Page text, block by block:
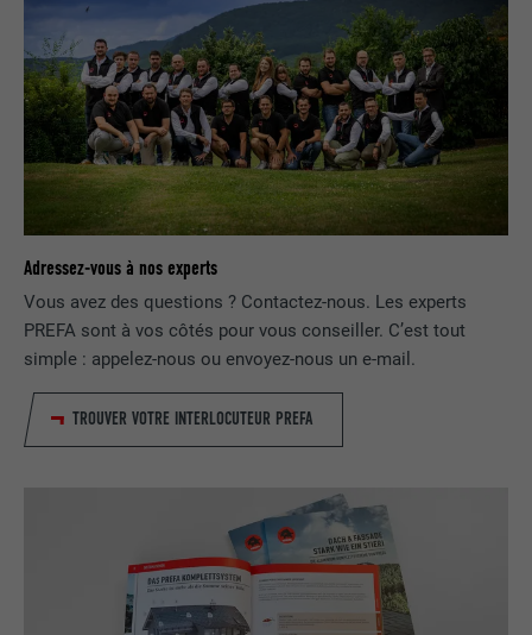
Adressez-vous à nos experts
Vous avez des questions ? Contactez-nous. Les experts
PREFA sont à vos côtés pour vous conseiller. C’est tout
simple : appelez-nous ou envoyez-nous un e-mail.
TROUVER VOTRE INTERLOCUTEUR PREFA
bcookie
FOURNISSEUR LinkedIn
EXPIRATION 2 ans
UTILITÉ
Utilisé par le service de réseau social
LinkedIn pour suivre l'utilisation de
services intégrés.
FOURNISSEUR LinkedIn
EXPIRATION 2 ans
LinkedIn pour suivre l'utilisation de
services intégrés
UserMatchHistory